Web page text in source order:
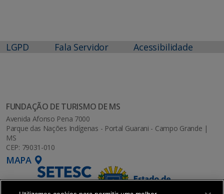
LGPD Fala Servidor Acessibilidade
FUNDAÇÃO DE TURISMO DE MS
Avenida Afonso Pena 7000
Parque das Nações Indígenas - Portal Guarani - Campo Grande |
MS
CEP: 79031-010
MAPA